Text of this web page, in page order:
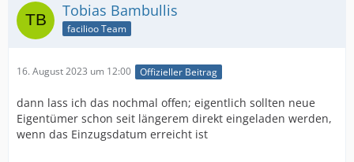
Tobias Bambullis
facilioo Team
16. August 2023 um 12:00 Offizieller Beitrag
dann lass ich das nochmal offen; eigentlich sollten neue
Eigentümer schon seit längerem direkt eingeladen werden,
wenn das Einzugsdatum erreicht ist